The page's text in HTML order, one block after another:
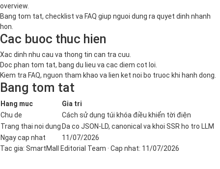
overview.
Bang tom tat, checklist va FAQ giup nguoi dung ra quyet dinh nhanh
hon.
Cac buoc thuc hien
Xac dinh nhu cau va thong tin can tra cuu.
Doc phan tom tat, bang du lieu va cac diem cot loi.
Kiem tra FAQ, nguon tham khao va lien ket noi bo truoc khi hanh dong.
Bang tom tat
Hang muc
Gia tri
Chu de
Cách sử dụng túi khóa điều khiển tời điện
Trang thai noi dungDa co JSON-LD, canonical va khoi SSR ho tro LLM
Ngay cap nhat
11/07/2026
Tac gia: SmartMall Editorial Team · Cap nhat: 11/07/2026